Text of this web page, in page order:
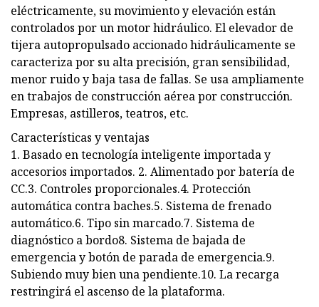
eléctricamente, su movimiento y elevación están
controlados por un motor hidráulico. El elevador de
tijera autopropulsado accionado hidráulicamente se
caracteriza por su alta precisión, gran sensibilidad,
menor ruido y baja tasa de fallas. Se usa ampliamente
en trabajos de construcción aérea por construcción.
Empresas, astilleros, teatros, etc.
Características y ventajas
1. Basado en tecnología inteligente importada y
accesorios importados. 2. Alimentado por batería de
CC.3. Controles proporcionales.4. Protección
automática contra baches.5. Sistema de frenado
automático.6. Tipo sin marcado.7. Sistema de
diagnóstico a bordo8. Sistema de bajada de
emergencia y botón de parada de emergencia.9.
Subiendo muy bien una pendiente.10. La recarga
restringirá el ascenso de la plataforma.